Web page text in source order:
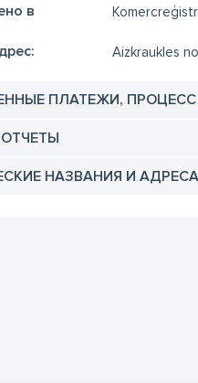
в
Aizkraukles
ПЛАТЕЖИ,
НАЗВАНИЯ И АДРЕСА